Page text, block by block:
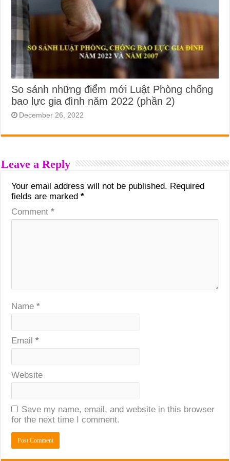
So sánh những điểm mới Luật Phòng chống
bao lực gia đình năm 2022 (phần 2)
December 26, 2022
Leave a Reply
Your email address will not be published. Required
fields are marked*
Comment*
Name*
Email*
Website
Save my name, email, and website in this browser
for the next time I comment.